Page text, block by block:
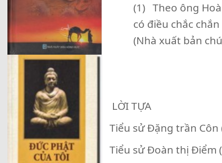
(1) Theo ông
có điều chắc
(Nhà xuất bản
LỜI TỰA
Tiểu sử Đặng trần Côn
Tiểu sử Đoàn thị Điểm